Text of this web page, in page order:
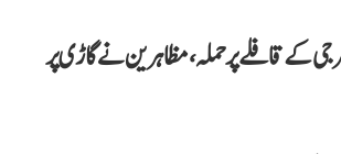
کے قافلے پر حملہ، مظاہرین نے گاڑی پر